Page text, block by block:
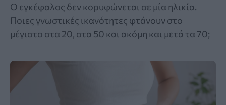
Ο εγκέφαλος δεν κορυφώνεται σε μία ηλικία.
Ποιες γνωστικές ικανότητες φτάνουν στο
μέγιστο στα 20, στα 50 και ακόμη και μετά τα 70;